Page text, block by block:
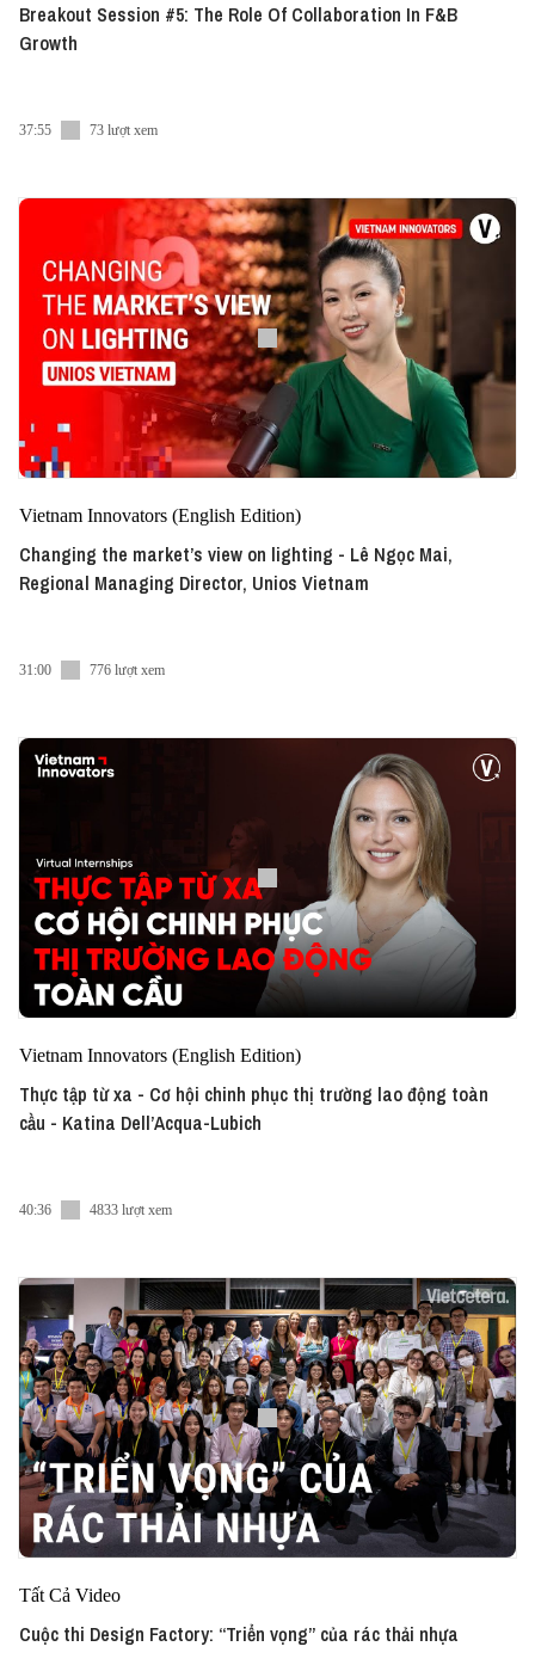
Breakout Session #5: The Role Of Collaboration In F&B
Growth
37:55 73 lượt xem
Vietnam Innovators (English Edition)
Changing the market’s view on lighting - Lê Ngọc Mai,
Regional Managing Director, Unios Vietnam
31:00 776 lượt xem
Vietnam Innovators (English Edition)
Thực tập từ xa - Cơ hội chinh phục thị trường lao động toàn
cầu - Katina Dell’Acqua-Lubich
40:36 4833 lượt xem
Tất Cả Video
Cuộc thi Design Factory: “Triển vọng” của rác thải nhựa